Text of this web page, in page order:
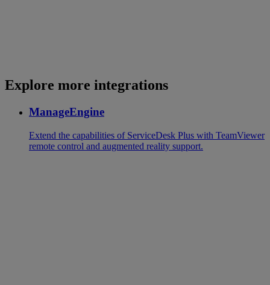
Explore more integrations
ManageEngine
Extend the capabilities of ServiceDesk Plus with TeamViewer
remote control and augmented reality support.